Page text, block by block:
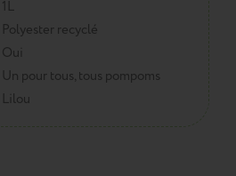
1L
Polyester recyclé
Oui
Un pour tous, tous pompoms
Lilou